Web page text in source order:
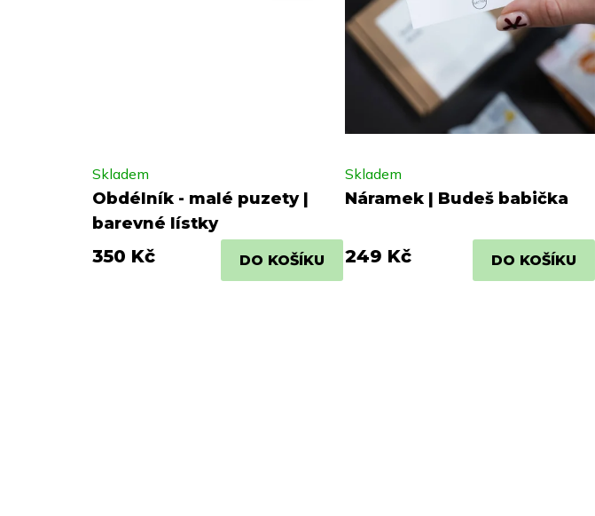
Obdélník - malé puzety |
barevné lístky
Skladem
350 Kč DO KOŠÍKU
Náramek | Budeš babička
Skladem
249 Kč DO KOŠÍKU